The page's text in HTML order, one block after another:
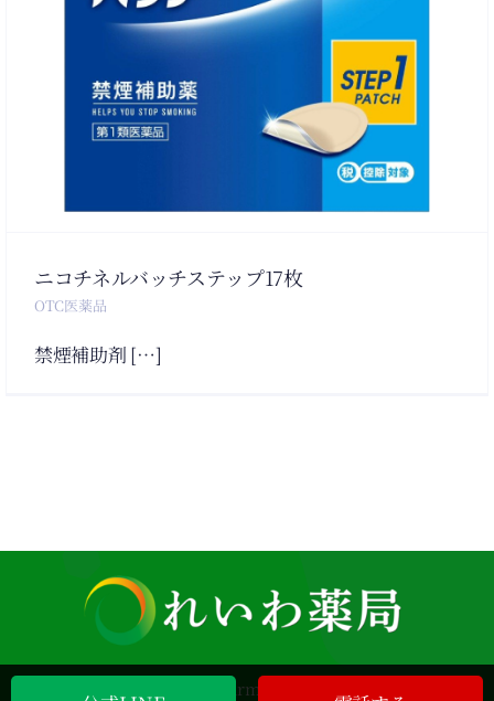
ニコチネルバッチステップ17枚
OTC医薬品
禁煙補助剤 […]
© 2012 - 2026|Reiwa Pharmacy All Rights Reserved